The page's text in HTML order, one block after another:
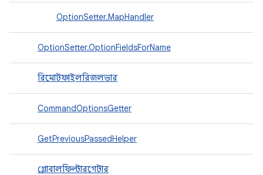
OptionSetter.MapHandler
OptionSetter.OptionFieldsForName
রিমোটফাইলরিজলভার
CommandOptionsGetter
GetPreviousPassedHelper
গ্লোবালফিল্টারগেটার